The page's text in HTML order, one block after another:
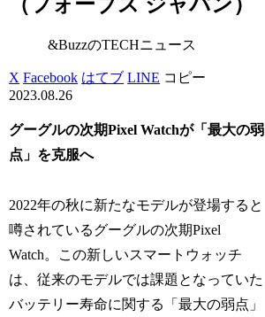
&BuzzのTECHニュース
X Facebook はてブ LINE コピー
2023.08.26
グーグルの次期Pixel Watchが「最大の弱
点」を克服へ
2022年の秋に新たなモデルが登場すると
噂されているグーグルの次期Pixel
Watch。この新しいスマートウォッチ
は、従来のモデルでは課題となっていた
バッテリー寿命に関する「最大の弱点」